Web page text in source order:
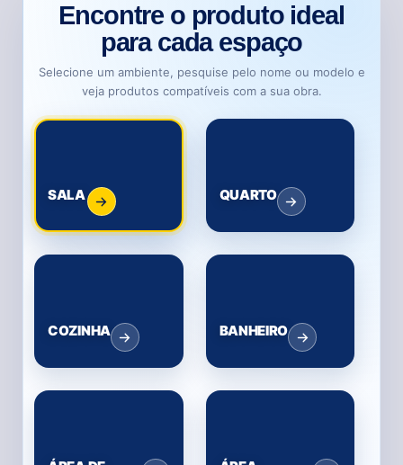
Encontre o produto ideal
para cada espaço
Selecione um ambiente, pesquise pelo nome ou modelo e
veja produtos compatíveis com a sua obra.
SALA QUARTO
COZINHA BANHEIRO